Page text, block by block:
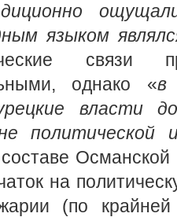
языком
связи
однако «в
власти
политической
на
(по